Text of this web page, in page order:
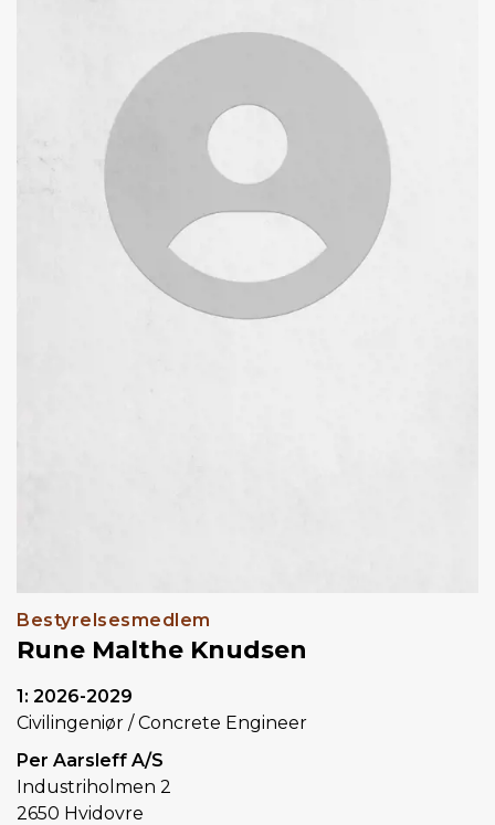
Bestyrelsesmedlem
Rune Malthe Knudsen
1: 2026-2029
Civilingeniør / Concrete Engineer
Per Aarsleff A/S
Industriholmen 2
2650 Hvidovre